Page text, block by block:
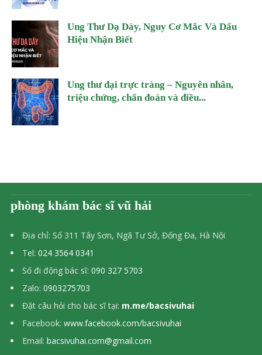
Ung Thư Dạ Dày, Nguy Cơ Mắc Và Dấu
Hiệu Nhận Biết
Ung thư đại trực tràng – Nguyên nhân,
triệu chứng, chẩn đoán và điều...
phòng khám bác sĩ vũ hải
Địa chỉ: Số 311 Tây Sơn, Ngã Tư Sở, Đống Đa, Hà Nội
Tel: 024 3564 0341
Số đi động bác sĩ: 090 327 5703
Zalo: 0903275703
Đặt câu hỏi cho bác sĩ tại: m.me/bacsivuhai
Facebook: www.facebook.com/bacsivuhai
Email: bacsivuhai.com@gmail.com